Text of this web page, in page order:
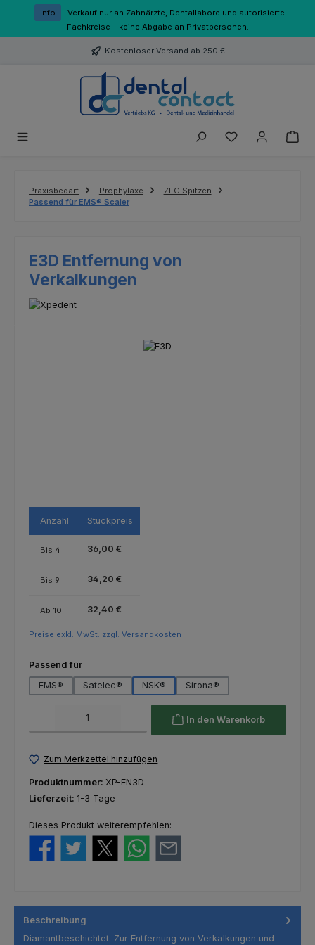
Zum Hauptinhalt springen
Info
Verkauf nur an Zahnärzte, Dentallabore und autorisierte
Fachkreise – keine Abgabe an Privatpersonen.
Kostenloser Versand ab 250 €
Du hast 0
Praxisbedarf Prophylaxe
ZEG Spitzen
Passend für EMS® Scaler
E3D Entfernung von
Verkalkungen
Anzahl Stückpreis
Bis 4 36,00 €
Bis 9 34,20 €
Ab 10 32,40 €
Preise exkl. MwSt. zzgl. Versandkosten
Passend fürauswählen
EMS®
Satelec® NSK® Sirona®
In den Warenkorb
Zum Merkzettel hinzufügen
Produktnummer: XP-EN3D
Lieferzeit: 1-3 Tage
Dieses Produkt weiterempfehlen:
Beschreibung
Diamantbeschichtet. Zur Entfernung von Verkalkungen und